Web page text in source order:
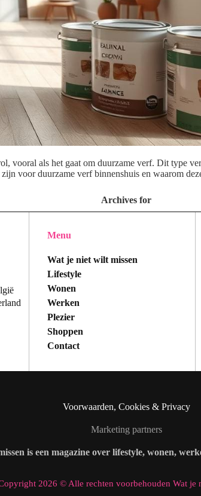
vooral als het gaat om duurzame verf. Dit type
voor duurzame verf binnenshuis en waarom
Archives for
Menu
Wat je niet wilt missen
Lifestyle
Wonen
Werken
Plezier
Shoppen
Contact
Voorwaarden, Cookies & Privacy
Marketing partners
is een magazine over lifestyle, wonen,
2026 © Alle rechten voorbehouden Wat je